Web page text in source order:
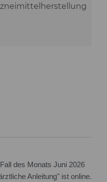
des Monats Juni 2026
Anleitung" ist online.